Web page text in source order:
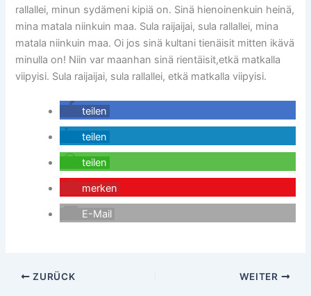
rallallei, minun sydämeni kipiä on. Sinä hienoinenkuin heinä,
mina matala niinkuin maa. Sula raijaijai, sula rallallei, mina
matala niinkuin maa. Oi jos sinä kultani tienäisit mitten ikävä
minulla on! Niin var maanhan sinä rientäisit,etkä matkalla
viipyisi. Sula raijaijai, sula rallallei, etkä matkalla viipyisi.
teilen
teilen
teilen
merken
E-Mail
ZURÜCK WEITER